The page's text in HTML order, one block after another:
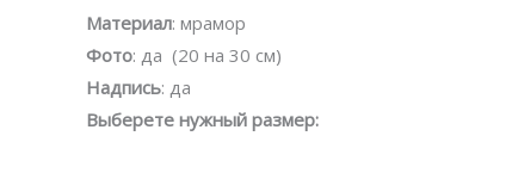
Материал: мрамор
Фото: да (20 на 30 см)
Надпись: да
Выберете нужный размер: